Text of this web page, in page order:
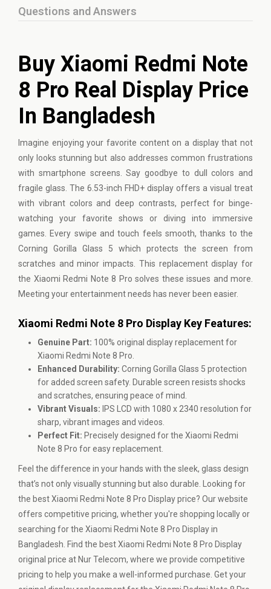
Questions and Answers
Buy Xiaomi Redmi Note
8 Pro Real Display Price
In Bangladesh
Imagine enjoying your favorite content on a display that not
only looks stunning but also addresses common frustrations
with smartphone screens. Say goodbye to dull colors and
fragile glass. The 6.53-inch FHD+ display offers a visual treat
with vibrant colors and deep contrasts, perfect for binge-
watching your favorite shows or diving into immersive
games. Every swipe and touch feels smooth, thanks to the
Corning Gorilla Glass 5 which protects the screen from
scratches and minor impacts. This replacement display for
the Xiaomi Redmi Note 8 Pro solves these issues and more.
Meeting your entertainment needs has never been easier.
Xiaomi Redmi Note 8 Pro Display Key Features:
Genuine Part: 100% original display replacement for
Xiaomi Redmi Note 8 Pro.
Enhanced Durability: Corning Gorilla Glass 5 protection
for added screen safety. Durable screen resists shocks
and scratches, ensuring peace of mind.
Vibrant Visuals: IPS LCD with 1080 x 2340 resolution for
sharp, vibrant images and videos.
Perfect Fit: Precisely designed for the Xiaomi Redmi
Note 8 Pro for easy replacement.
Feel the difference in your hands with the sleek, glass design
that’s not only visually stunning but also durable. Looking for
the best Xiaomi Redmi Note 8 Pro Display price? Our website
offers competitive pricing, whether you're shopping locally or
searching for the Xiaomi Redmi Note 8 Pro Display in
Bangladesh. Find the best Xiaomi Redmi Note 8 Pro Display
original price at Nur Telecom, where we provide competitive
pricing to help you make a well-informed purchase. Get your